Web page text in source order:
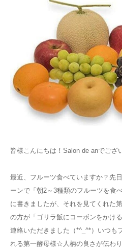
皆様こんにちは！Salon de anでござ
最近、フルーツ食べていますか？先
ーンで「朝2～3種類のフルーツを食
に書きましたが、それを見てくれた
の方が「ゴリラ飯にコーボンをかけ
連絡いただきました（*^_^*）いつも
れる第一酵母様☆人柄の良さが伝わり
初めての方へ
Before＆After
ご予約
ブログ